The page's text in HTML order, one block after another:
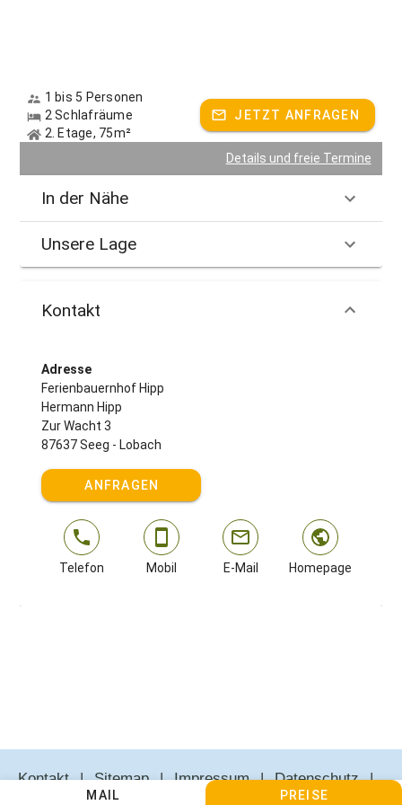
MAIL PREISE
1 bis 5 Personen
2 Schlafräume
2. Etage, 75m²
JETZT ANFRAGEN
Details und freie Termine
In der Nähe
Unsere Lage
Kontakt
Adresse
Ferienbauernhof Hipp
Hermann Hipp
Zur Wacht 3
87637 Seeg - Lobach
ANFRAGEN
Telefon Mobil E-Mail Homepage
Kontakt Sitemap Impressum
Datenschutz
AGBs
Cookie Einstellungen anpassen